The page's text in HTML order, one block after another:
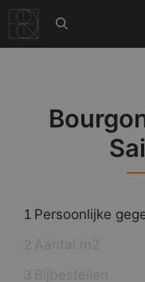
naar
de
1 Persoonlijke